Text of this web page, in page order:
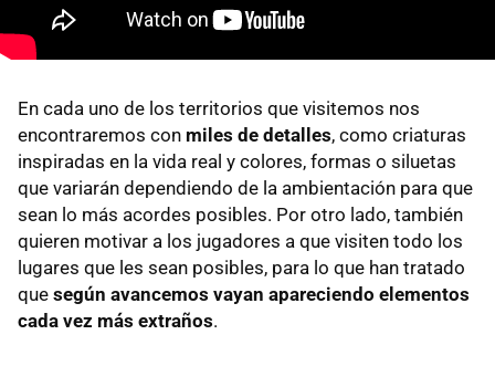
En cada uno de los territorios que visitemos nos
encontraremos con miles de detalles, como criaturas
inspiradas en la vida real y colores, formas o siluetas
que variarán dependiendo de la ambientación para que
sean lo más acordes posibles. Por otro lado, también
quieren motivar a los jugadores a que visiten todo los
lugares que les sean posibles, para lo que han tratado
que según avancemos vayan apareciendo elementos
cada vez más extraños.